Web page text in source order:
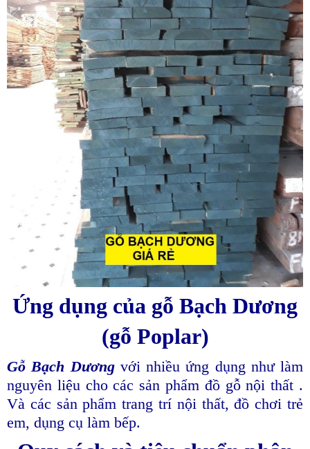
Ứng dụng của gỗ Bạch Dương
(gỗ Poplar)
Gỗ Bạch Dươngvới nhiều ứng dụng như làm
nguyên liệu cho các sản phẩm đồ gỗ nội thất .
Và các sản phẩm trang trí nội thất, đồ chơi trẻ
em, dụng cụ làm bếp.